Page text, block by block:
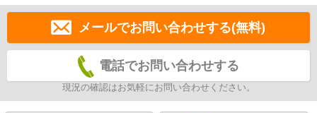
メールでお問い合わせする(無料)
電話でお問い合わせする
現況の確認はお気軽にお問い合わせください。